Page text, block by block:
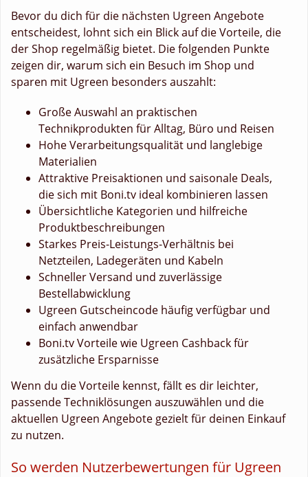
Bevor du dich für die nächsten Ugreen Angebote
entscheidest, lohnt sich ein Blick auf die Vorteile, die
der Shop regelmäßig bietet. Die folgenden Punkte
zeigen dir, warum sich ein Besuch im Shop und
sparen mit Ugreen besonders auszahlt:
Große Auswahl an praktischen
Technikprodukten für Alltag, Büro und Reisen
Hohe Verarbeitungsqualität und langlebige
Materialien
Attraktive Preisaktionen und saisonale Deals,
die sich mit Boni.tv ideal kombinieren lassen
Übersichtliche Kategorien und hilfreiche
Produktbeschreibungen
Starkes Preis-Leistungs-Verhältnis bei
Netzteilen, Ladegeräten und Kabeln
Schneller Versand und zuverlässige
Bestellabwicklung
Ugreen Gutscheincode häufig verfügbar und
einfach anwendbar
Boni.tv Vorteile wie Ugreen Cashback für
zusätzliche Ersparnisse
Wenn du die Vorteile kennst, fällt es dir leichter,
passende Techniklösungen auszuwählen und die
aktuellen Ugreen Angebote gezielt für deinen Einkauf
zu nutzen.
So werden Nutzerbewertungen für Ugreen